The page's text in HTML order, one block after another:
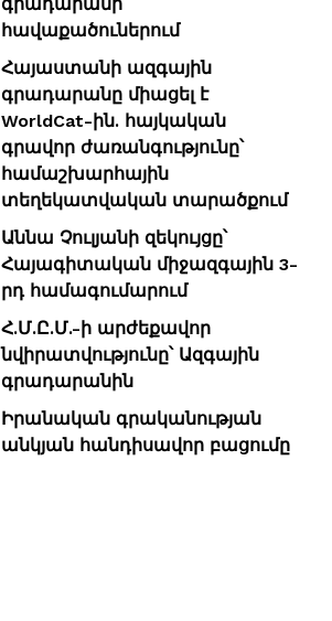
հավաքածուներում
Հայաստանի ազգային
գրադարանը միացել է
WorldCat-ին. հայկական
գրավոր ժառանգությունը՝
համաշխարհային
տեղեկատվական տարածքում
Աննա Չուլյանի զեկույցը՝
Հայագիտական միջազգային 3-
րդ համագումարում
Հ.Մ.Ը.Մ.-ի արժեքավոր
նվիրատվությունը՝ Ազգային
գրադարանին
Իրանական գրականության
անկյան հանդիսավոր բացումը